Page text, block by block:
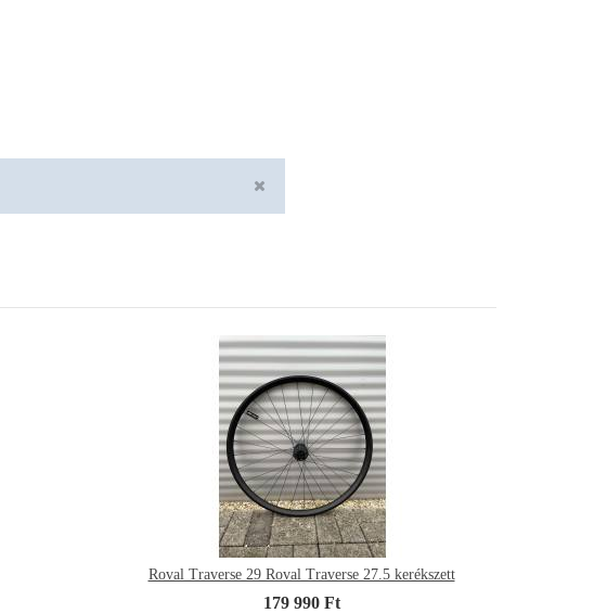
Roval Traverse 29 Roval Traverse 27.5 kerékszett
179 990 Ft